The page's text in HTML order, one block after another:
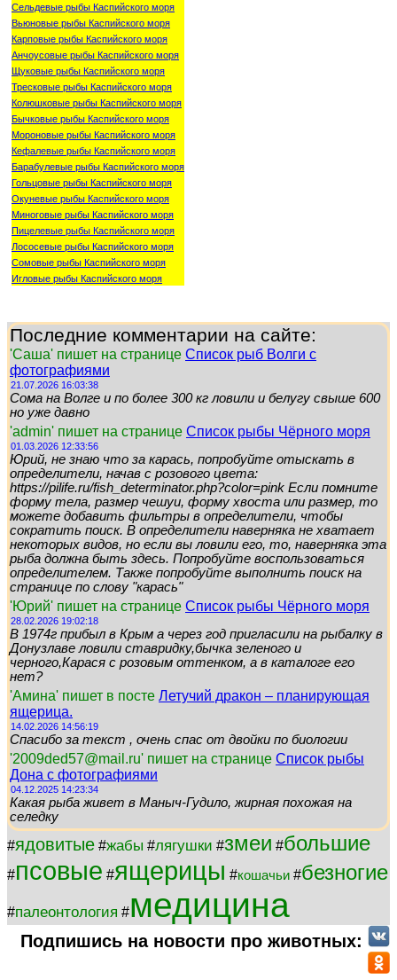
Сельдевые рыбы Каспийского моря
Вьюновые рыбы Каспийского моря
Карповые рыбы Каспийского моря
Анчоусовые рыбы Каспийского моря
Щуковые рыбы Каспийского моря
Тресковые рыбы Каспийского моря
Колюшковые рыбы Каспийского моря
Бычковые рыбы Каспийского моря
Мороновые рыбы Каспийского моря
Кефалевые рыбы Каспийского моря
Барабулевые рыбы Каспийского моря
Гольцовые рыбы Каспийского моря
Окуневые рыбы Каспийского моря
Миноговые рыбы Каспийского моря
Пицелевые рыбы Каспийского моря
Лососевые рыбы Каспийского моря
Сомовые рыбы Каспийского моря
Игловые рыбы Каспийского моря
Последние комментарии на сайте:
'Саша' пишет на странице Список рыб Волги с
фотографиями
21.07.2026 16:03:38
Сома на Волге и по более 300 кг ловили и белугу свыше 600
но уже давно
'admin' пишет на странице Список рыбы Чёрного моря
01.03.2026 12:33:56
Юрий, не знаю что за карась, попробуйте отыскать в
определители, начав с розового цвета:
https://pilife.ru/fish_determinator.php?color=pink Если помните
форму тела, размер чешуи, форму хвоста или размер, то
можете добавить фильтры в определители, чтобы
сократить поиск. В определители наверняка не хватает
некоторых видов, но если вы ловили его, то, наверняка эта
рыба должна быть здесь. Попробуйте воспользоваться
определителем. Также попробуйте выполнить поиск на
странице по слову "карась"
'Юрий' пишет на странице Список рыбы Чёрного моря
28.02.2026 19:02:18
В 1974г прибыл в Крым а через год пригласили на рыбалку в
Донузлаве ловили ставридку,бычка зеленого и
черного,Карася с розовым оттенком, а в каталоге его
нет?
'Амина' пишет в посте Летучий дракон – планирующая
ящерица.
14.02.2026 14:56:19
Спасибо за текст , очень спас от двойки по биологии
'2009ded57@mail.ru' пишет на странице Список рыбы
Дона с фотографиями
04.12.2025 14:23:34
Какая рыба живет в Маныч-Гудило, жирная похожая на
селедку
#ядовитые #жабы #лягушки #змеи #большие
#псовые #ящерицы #кошачьи #безногие
#палеонтология #медицина
Подпишись на новости про животных: